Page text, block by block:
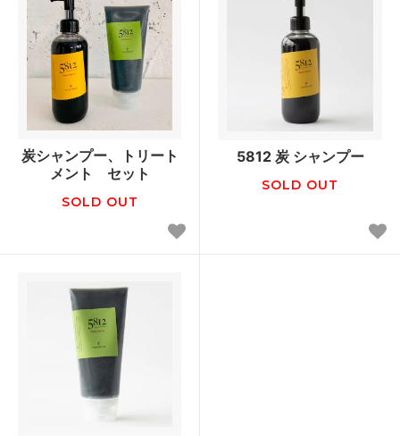
炭シャンプー、トリート
メント セット
SOLD OUT
5812 炭 シャンプー
SOLD OUT